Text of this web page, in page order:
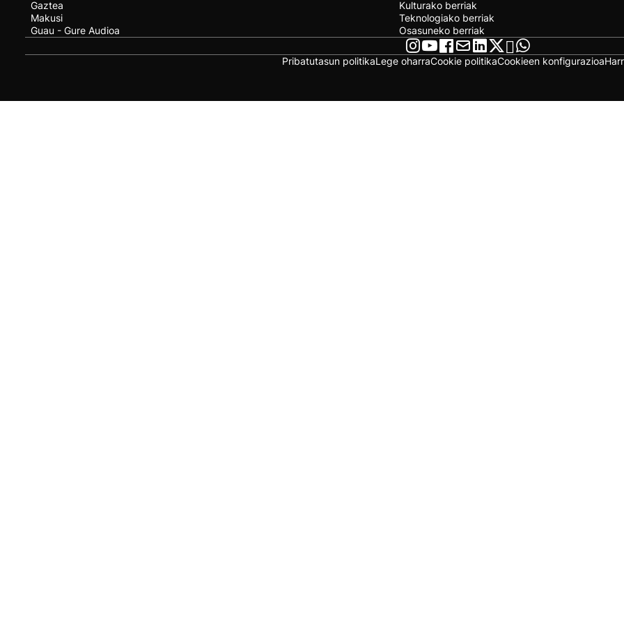
Gaztea
Makusi
Guau - Gure Audioa
Kulturako berriak
Teknologiako berriak
Osasuneko berriak
Pribatutasun politikaLege oharraCookie politikaCookieen konfigurazioa